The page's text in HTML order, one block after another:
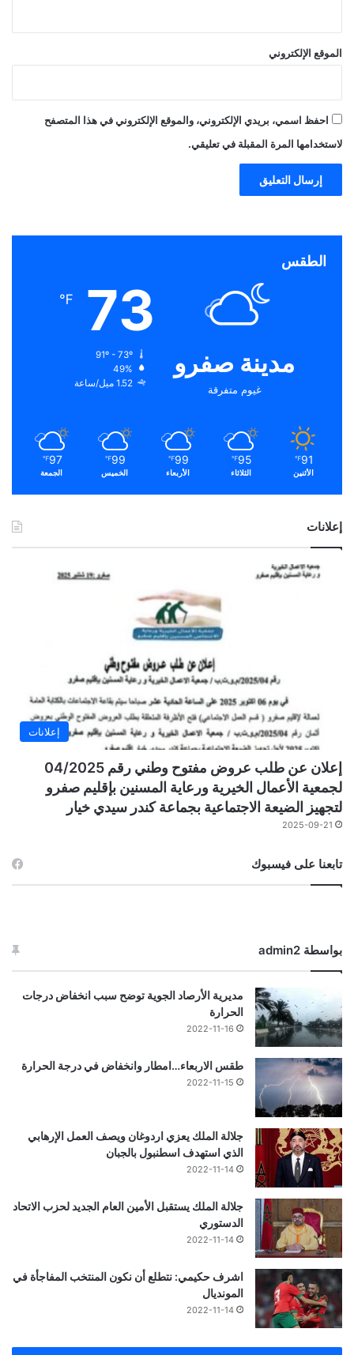
الموقع الإلكتروني
احفظ اسمي، بريدي الإلكتروني، والموقع الإلكتروني في هذا المتصفح
لاستخدامها المرة المقبلة في تعليقي.
الطقس
مدينة صفرو
غيوم متفرقة
73
℉
49%
1.52 ميل/ساعة
91
℉
الأثنين
95
℉
الثلاثاء
99
℉
الأربعاء
99
℉
الخميس
97
℉
الجمعة
إعلانات
إعلانات
إعلان عن طلب عروض مفتوح وطني رقم 04/2025
لجمعية الأعمال الخيرية ورعاية المسنين بإقليم صفرو
لتجهيز الضيعة الاجتماعية بجماعة كندر سيدي خيار
2025-09-21
تابعنا على فيسبوك
بواسطة admin2
مديرية الأرصاد الجوية توضح سبب انخفاض درجات
الحرارة
2022-11-16
طقس الاربعاء…امطار وانخفاض في درجة الحرارة
2022-11-15
جلالة الملك يعزي اردوغان ويصف العمل الإرهابي
الذي استهدف اسطنبول بالجبان
2022-11-14
جلالة الملك يستقبل الأمين العام الجديد لحزب الاتحاد
الدستوري
2022-11-14
اشرف حكيمي: نتطلع أن نكون المنتخب المفاجأة في
المونديال
2022-11-14